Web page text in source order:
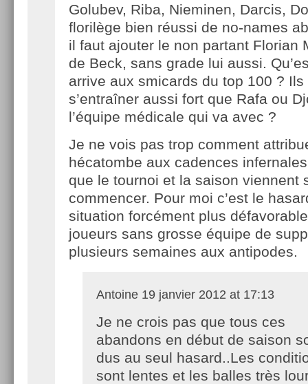
Golubev, Riba, Nieminen, Darcis,
florilège bien réussi de no-names
il faut ajouter le non partant Florian
de Beck, sans grade lui aussi.
arrive aux smicards du top 100 ?
s’entraîner aussi fort que Rafa ou
l’équipe médicale qui va avec ?
Je ne vois pas trop comment
hécatombe aux cadences
que le tournoi et la saison viennent
commencer. Pour moi c’est le
situation forcément plus
joueurs sans grosse équipe de
plusieurs semaines aux antipodes.
Antoine 19 janvier 2012 at 17:13
Je ne crois pas que tous ces
abandons en début de saison
dus au seul hasard..Les
sont lentes et les balles très